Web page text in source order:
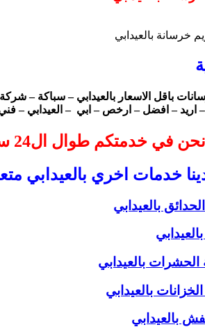
بالعيدابي
باقل الاسعار بالعيدابي – سباكة –
– اريد – افضل – ارخص – ابي – العيدابي –
في خدمتكم طوال ال24 ساعة
خدمات اخري بالعيدابي
بالعيدابي
بالعيدابي
بالعيدابي
بالعيدابي